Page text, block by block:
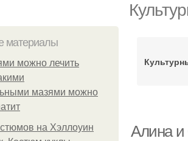
материалы
можно лечить
мазями можно
на Хэллоуин
Алина и